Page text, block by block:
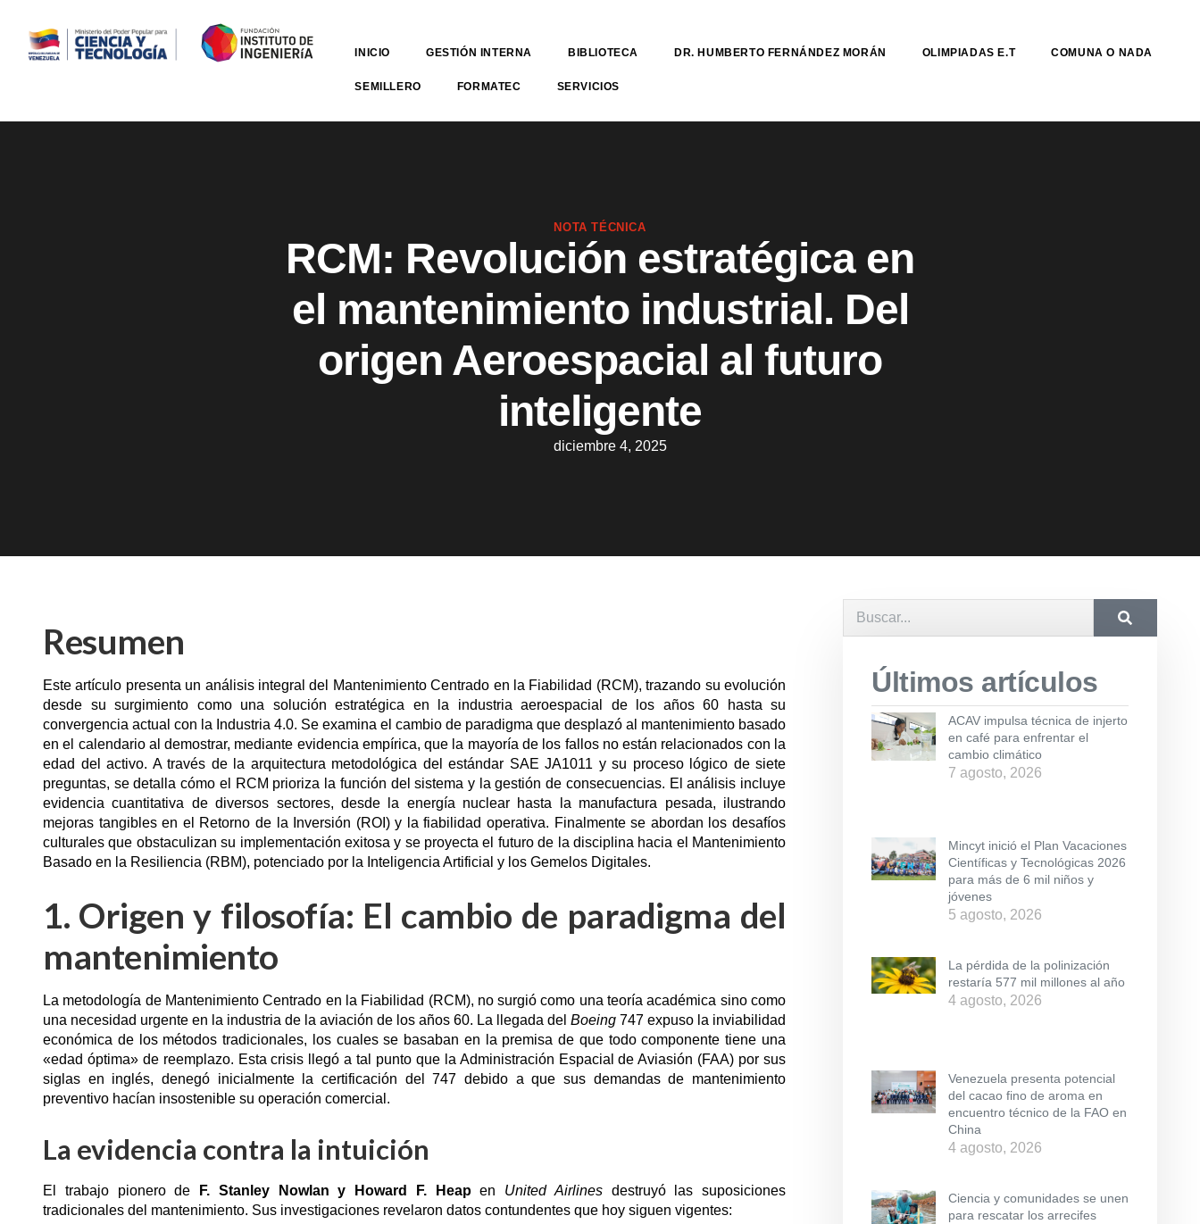
INICIO GESTIÓN INTERNA BIBLIOTECA DR. HUMBERTO FERNÁNDEZ MORÁN OLIMPIADAS E.T COMUNA O NADA
SEMILLERO FORMATEC SERVICIOS
NOTA TÉCNICA
RCM: Revolución estratégica en
el mantenimiento industrial. Del
origen Aeroespacial al futuro
inteligente
diciembre 4, 2025
Resumen
Este artículo presenta un análisis integral del Mantenimiento Centrado en la Fiabilidad (RCM), trazando su evolución
desde su surgimiento como una solución estratégica en la industria aeroespacial de los años 60 hasta su
convergencia actual con la Industria 4.0. Se examina el cambio de paradigma que desplazó al mantenimiento basado
en el calendario al demostrar, mediante evidencia empírica, que la mayoría de los fallos no están relacionados con la
edad del activo. A través de la arquitectura metodológica del estándar SAE JA1011 y su proceso lógico de siete
preguntas, se detalla cómo el RCM prioriza la función del sistema y la gestión de consecuencias. El análisis incluye
evidencia cuantitativa de diversos sectores, desde la energía nuclear hasta la manufactura pesada, ilustrando
mejoras tangibles en el Retorno de la Inversión (ROI) y la fiabilidad operativa. Finalmente se abordan los desafíos
culturales que obstaculizan su implementación exitosa y se proyecta el futuro de la disciplina hacia el Mantenimiento
Basado en la Resiliencia (RBM), potenciado por la Inteligencia Artificial y los Gemelos Digitales.
1. Origen y filosofía: El cambio de paradigma del
mantenimiento
La metodología de Mantenimiento Centrado en la Fiabilidad (RCM), no surgió como una teoría académica sino como
una necesidad urgente en la industria de la aviación de los años 60. La llegada del Boeing 747 expuso la inviabilidad
económica de los métodos tradicionales, los cuales se basaban en la premisa de que todo componente tiene una
«edad óptima» de reemplazo. Esta crisis llegó a tal punto que la Administración Espacial de Aviasión (FAA) por sus
siglas en inglés, denegó inicialmente la certificación del 747 debido a que sus demandas de mantenimiento
preventivo hacían insostenible su operación comercial.
La evidencia contra la intuición
El trabajo pionero de F. Stanley Nowlan y Howard F. Heapen United Airlinesdestruyó las suposiciones
tradicionales del mantenimiento. Sus investigaciones revelaron datos contundentes que hoy siguen vigentes:
Últimos artículos
ACAV impulsa técnica de injerto
en café para enfrentar el
cambio climático
7 agosto, 2026
Mincyt inició el Plan Vacaciones
Científicas y Tecnológicas 2026
para más de 6 mil niños y
jóvenes
5 agosto, 2026
La pérdida de la polinización
restaría 577 mil millones al año
4 agosto, 2026
Venezuela presenta potencial
del cacao fino de aroma en
encuentro técnico de la FAO en
China
4 agosto, 2026
Ciencia y comunidades se unen
para rescatar los arrecifes